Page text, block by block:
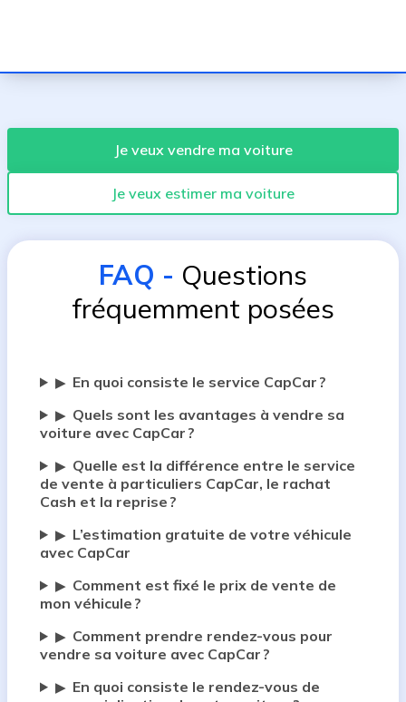
Je veux vendre ma voiture
Je veux estimer ma voiture
FAQ - Questions
fréquemment posées
▶ En quoi consiste le service CapCar ?
▶ Quels sont les avantages à vendre sa
voiture avec CapCar ?
▶ Quelle est la différence entre le service
de vente à particuliers CapCar, le rachat
Cash et la reprise ?
▶ L’estimation gratuite de votre véhicule
avec CapCar
▶ Comment est fixé le prix de vente de
mon véhicule ?
▶ Comment prendre rendez-vous pour
vendre sa voiture avec CapCar ?
▶ En quoi consiste le rendez-vous de